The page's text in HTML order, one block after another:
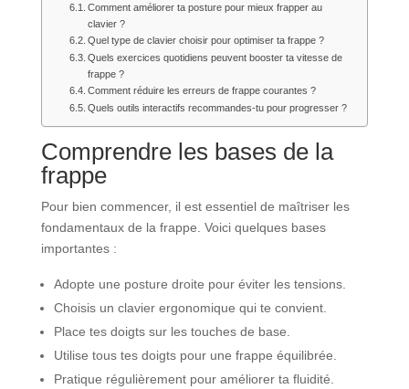
Comment améliorer ta posture pour mieux frapper au
clavier ?
Quel type de clavier choisir pour optimiser ta frappe ?
Quels exercices quotidiens peuvent booster ta vitesse de
frappe ?
Comment réduire les erreurs de frappe courantes ?
Quels outils interactifs recommandes-tu pour progresser ?
Comprendre les bases de la
frappe
Pour bien commencer, il est essentiel de maîtriser les
fondamentaux de la frappe. Voici quelques bases
importantes :
Adopte une posture droite pour éviter les tensions.
Choisis un clavier ergonomique qui te convient.
Place tes doigts sur les touches de base.
Utilise tous tes doigts pour une frappe équilibrée.
Pratique régulièrement pour améliorer ta fluidité.